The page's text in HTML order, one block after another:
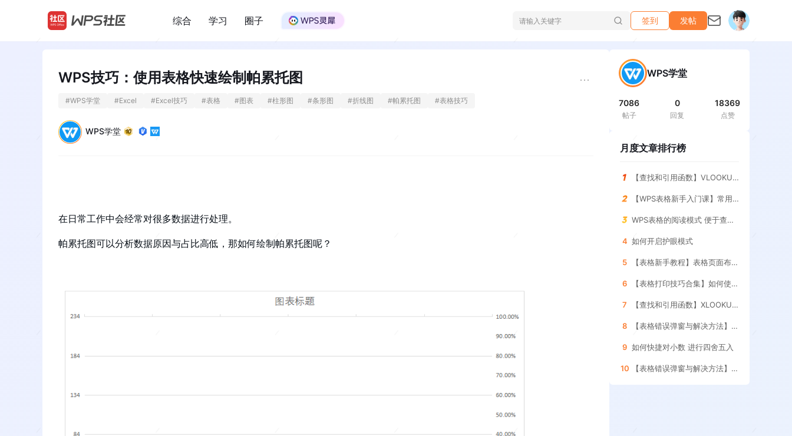
/
综合 学习 圈子 签到 发帖
WPS技巧：使用表格快速绘制帕累托图
#WPS学堂 #Excel #Excel技巧 #表格 #图表 #柱形图 #条形图 #折线图 #帕累托图 #表格技巧
WPS学堂
在日常工作中会经常对很多数据进行处理。
帕累托图可以分析数据原因与占比高低，那如何绘制帕累托图呢？
WPS学堂
7086
帖子
0
回复
18369
点赞
月度文章排行榜
【查找和引用函数】VLOOKUP函数 查询指定条件的结果
【WPS表格新手入门课】常用求和函数 SUM函数
WPS表格的阅读模式 便于查找表格
4 如何开启护眼模式
5 【表格新手教程】表格页面布局 调整与设置
6 【表格打印技巧合集】如何使用表格的 分页预览功能
7 【查找和引用函数】XLOOKUP函数的 使用方法
8 【表格错误弹窗与解决方法】如何处理引用其它表格 数据更新的提示框
9 如何快捷对小数 进行四舍五入
10 【表格错误弹窗与解决方法】如何删除表格内的 空格和空白字符